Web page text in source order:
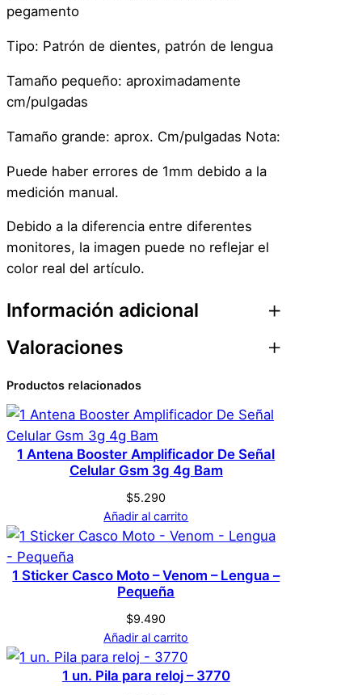
pegamento
Tipo: Patrón de dientes, patrón de lengua
Tamaño pequeño: aproximadamente
cm/pulgadas
Tamaño grande: aprox. Cm/pulgadas Nota:
Puede haber errores de 1mm debido a la
medición manual.
Debido a la diferencia entre diferentes
monitores, la imagen puede no reflejar el
color real del artículo.
Información adicional
Atributos
Dimensiones
Marca Genérica
Negro
Tamaño
Valoraciones
0 valoraciones en 1
Sticker Casco Moto –
Venom – Sonrisa –
No hay valoraciones aún. Solo los usuarios
registrados que hayan comprado este
producto pueden hacer una valoración.
Productos relacionados
1 Antena Booster Amplificador De Señal
Celular Gsm 3g 4g Bam
$5.290
Añadir al carrito
1 Sticker Casco Moto – Venom – Lengua –
Pequeña
$9.490
Añadir al carrito
1 un. Pila para reloj – 3770